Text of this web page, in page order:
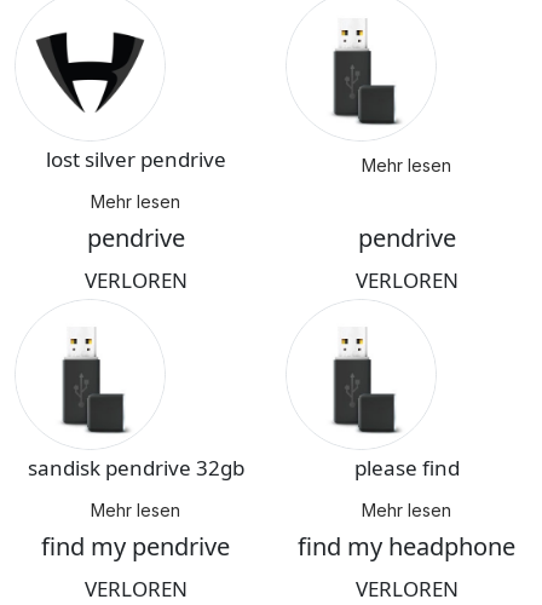
lost silver pendrive
Mehr lesen
Mehr lesen
pendrive
VERLOREN
sandisk pendrive 32gb
Mehr lesen
pendrive
VERLOREN
please find
Mehr lesen
find my pendrive
VERLOREN
find my headphone
VERLOREN